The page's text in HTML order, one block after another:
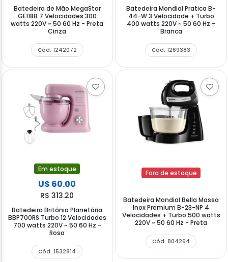
Batedeira de Mão MegaStar
GE118B 7 Velocidades 300
watts 220V ~ 50 60 Hz - Preta
Cinza
Cód. 1242072
Batedeira Mondial Pratica B-
44-W 3 Velocidade + Turbo
400 watts 220V ~ 50 60 Hz -
Branca
Cód. 1269383
Em estoque
U$ 60.00
R$ 313.20
Batedeira Britânia Planetária
BBP700RS Turbo 12 Velocidades
700 watts 220V ~ 50 60 Hz -
Rosa
Cód. 1532814
Fora de estoque
Batedeira Mondial Bella Massa
Inox Premium B-23-NP 4
Velocidades + Turbo 500 watts
220V ~ 50 60 Hz - Preta
Cód. 804264